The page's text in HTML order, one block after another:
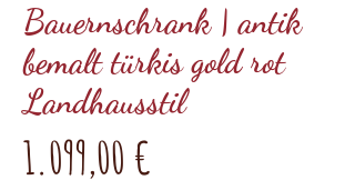
Bauernschrank | antik
bemalt türkis gold rot
Landhausstil
1.099,00 €